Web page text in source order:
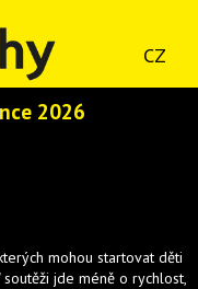
CZ
2026
mohou startovat děti
jde méně o rychlost,